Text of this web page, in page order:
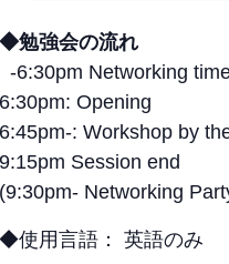
◆勉強会の流れ
-6:30pm Networking
6:30pm: Opening
6:45pm-: Workshop by
9:15pm Session end
(9:30pm- Networking
◆使用言語： 英語のみ